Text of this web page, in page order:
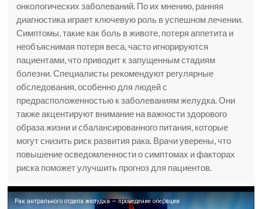
онкологических заболеваний. По их мнению, ранняя
диагностика играет ключевую роль в успешном лечении.
Симптомы, такие как боль в животе, потеря аппетита и
необъяснимая потеря веса, часто игнорируются
пациентами, что приводит к запущенным стадиям
болезни. Специалисты рекомендуют регулярные
обследования, особенно для людей с
предрасположенностью к заболеваниям желудка. Они
также акцентируют внимание на важности здорового
образа жизни и сбалансированного питания, которые
могут снизить риск развития рака. Врачи уверены, что
повышение осведомленности о симптомах и факторах
риска поможет улучшить прогноз для пациентов.
Рак антрального отдела желудка — проведение операции